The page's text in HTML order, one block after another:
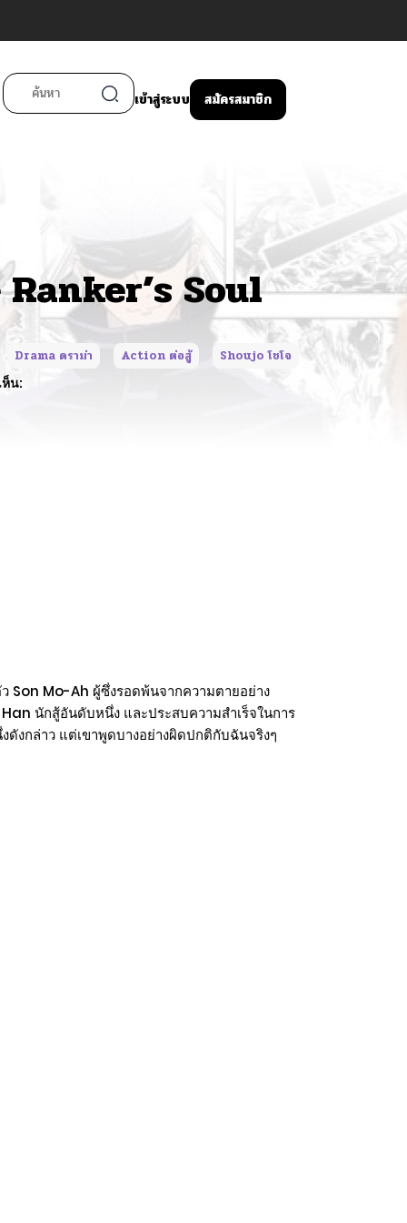
เข้าสู่ระบบ สมัครสมาชิก
Soul
Drama ดราม่า Action ต่อสู้
Shoujo โชโจ
น:
Son Mo-Ah ผู้ซึ่งรอดพ้นจากความตายอย่าง
นักสู้อันดับหนึ่ง และประสบความสำเร็จในการ
งกล่าว แต่เขาพูดบางอย่างผิดปกติกับฉันจริงๆ